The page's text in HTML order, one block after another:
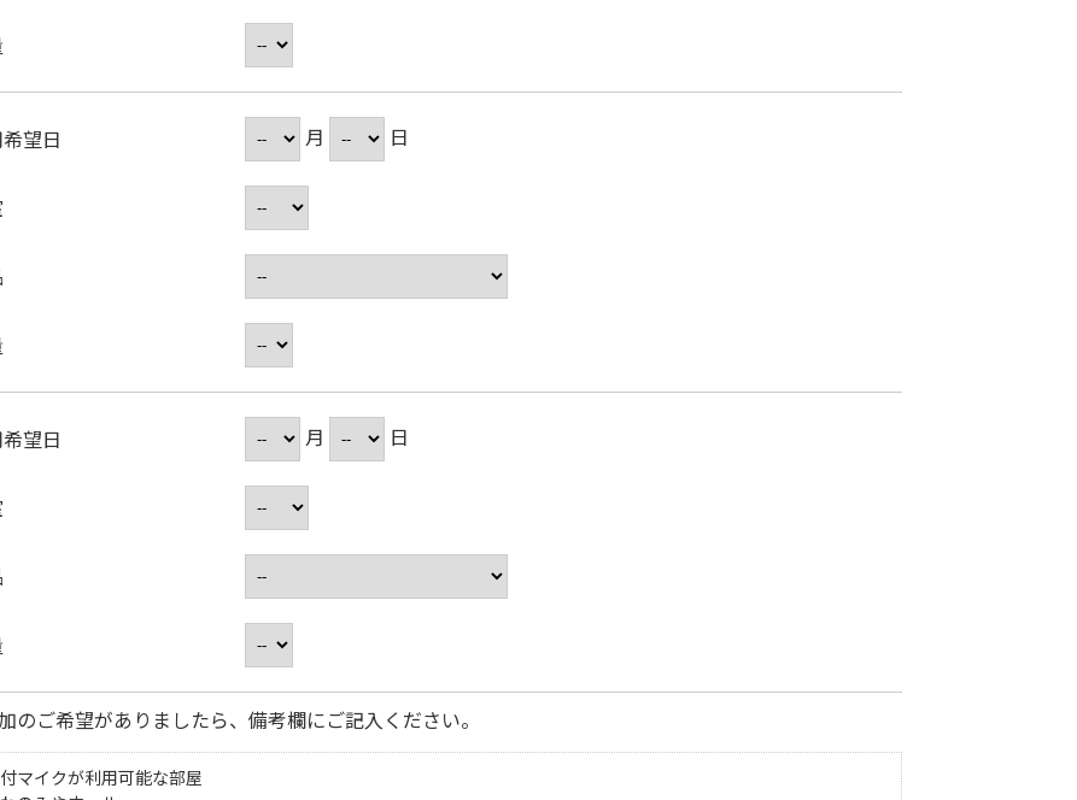
望日 月 日
望日 月 日
のご希望がありましたら、備考欄にご記入ください。
マイクが利用可能な部屋